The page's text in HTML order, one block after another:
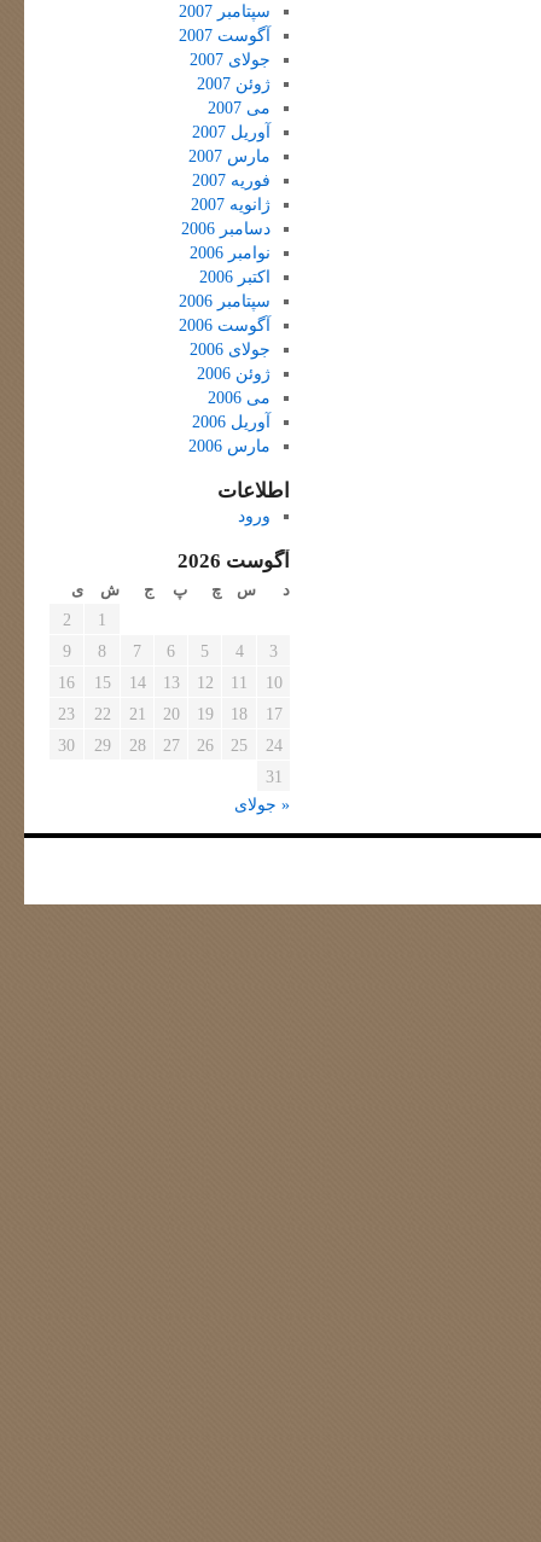
سپتامبر 2007
آگوست 2007
جولای 2007
ژوئن 2007
می 2007
آوریل 2007
مارس 2007
فوریه 2007
ژانویه 2007
دسامبر 2006
نوامبر 2006
اکتبر 2006
سپتامبر 2006
آگوست 2006
جولای 2006
ژوئن 2006
می 2006
آوریل 2006
مارس 2006
اطلاعات
ورود
آگوست 2026
د س چ پ ج ش ی
1
2
3
4
5
6
7
8
9
10
11
12
13
14
15
16
17
18
19
20
21
22
23
24
25
26
27
28
29
30
31
« جولای